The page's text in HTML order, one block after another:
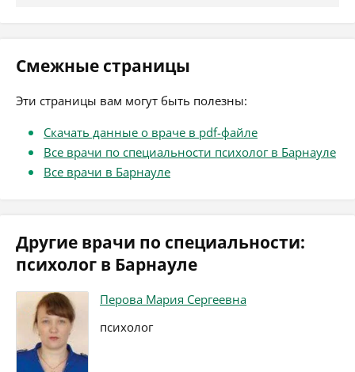
Смежные страницы
Эти страницы вам могут быть полезны:
Скачать данные о враче в pdf-файле
Все врачи по специальности психолог в Барнауле
Все врачи в Барнауле
Другие врачи по специальности:
психолог в Барнауле
Перова Мария Сергеевна
психолог